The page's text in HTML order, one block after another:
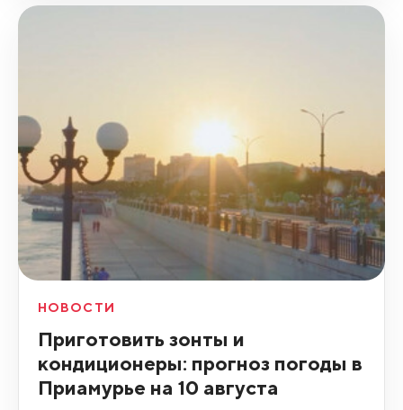
НОВОСТИ
Приготовить зонты и
кондиционеры: прогноз погоды в
Приамурье на 10 августа